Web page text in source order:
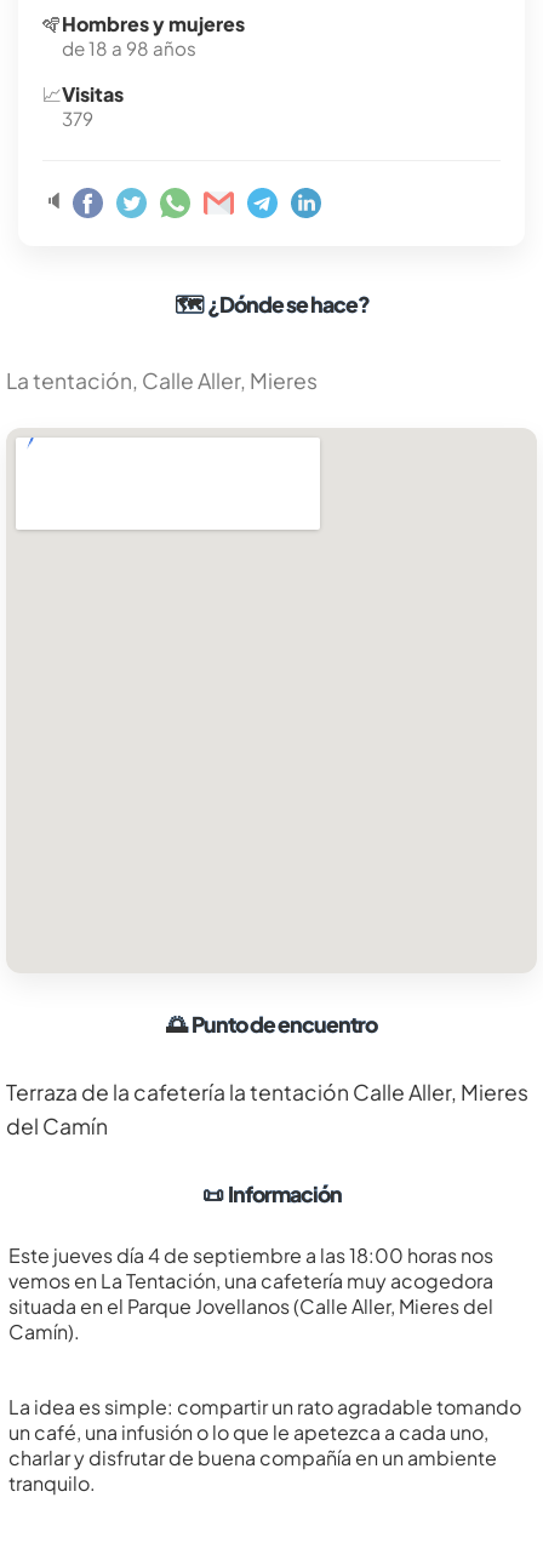
🪇Hombres y mujeres
de 18 a 98 años
📈Visitas
379
🔈
🗺¿Dónde se hace?
La tentación, Calle Aller, Mieres
🌅Punto de encuentro
Terraza de la cafetería la tentación Calle Aller, Mieres
del Camín
📜Información
Este jueves día 4 de septiembre a las 18:00 horas nos
vemos en La Tentación, una cafetería muy acogedora
situada en el Parque Jovellanos (Calle Aller, Mieres del
Camín).
La idea es simple: compartir un rato agradable tomando
un café, una infusión o lo que le apetezca a cada uno,
charlar y disfrutar de buena compañía en un ambiente
tranquilo.